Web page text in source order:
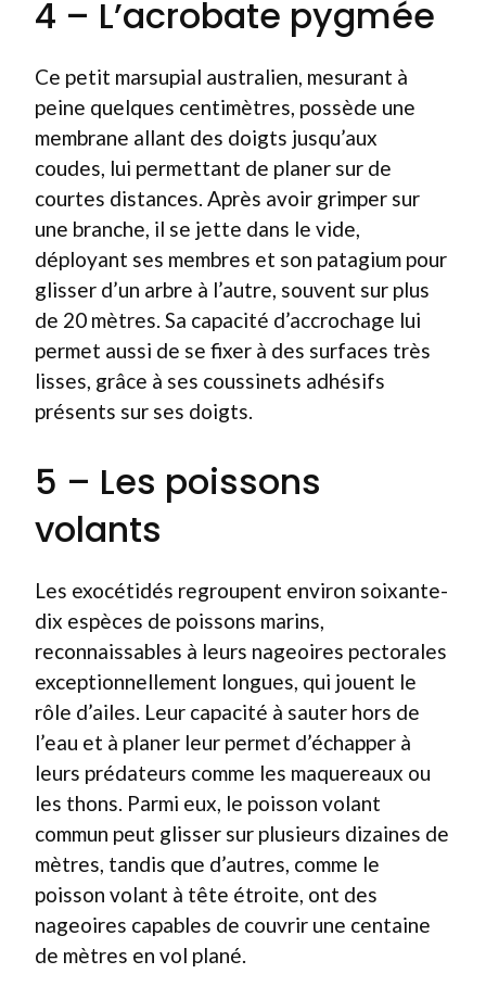
4 – L’acrobate pygmée
Ce petit marsupial australien, mesurant à
peine quelques centimètres, possède une
membrane allant des doigts jusqu’aux
coudes, lui permettant de planer sur de
courtes distances. Après avoir grimper sur
une branche, il se jette dans le vide,
déployant ses membres et son patagium pour
glisser d’un arbre à l’autre, souvent sur plus
de 20 mètres. Sa capacité d’accrochage lui
permet aussi de se fixer à des surfaces très
lisses, grâce à ses coussinets adhésifs
présents sur ses doigts.
5 – Les poissons
volants
Les exocétidés regroupent environ soixante-
dix espèces de poissons marins,
reconnaissables à leurs nageoires pectorales
exceptionnellement longues, qui jouent le
rôle d’ailes. Leur capacité à sauter hors de
l’eau et à planer leur permet d’échapper à
leurs prédateurs comme les maquereaux ou
les thons. Parmi eux, le poisson volant
commun peut glisser sur plusieurs dizaines de
mètres, tandis que d’autres, comme le
poisson volant à tête étroite, ont des
nageoires capables de couvrir une centaine
de mètres en vol plané.